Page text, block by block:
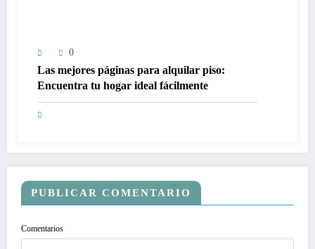
0
Las mejores páginas para alquilar piso:
Encuentra tu hogar ideal fácilmente
PUBLICAR COMENTARIO
Comentarios